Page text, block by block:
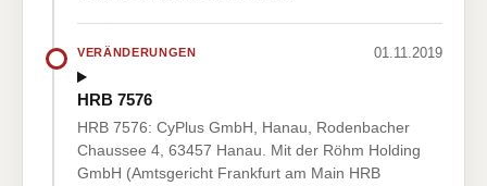
VERÄNDERUNGEN 01.11.2019
HRB 7576
HRB 7576: CyPlus GmbH, Hanau, Rodenbacher
Chaussee 4, 63457 Hanau. Mit der Röhm Holding
GmbH (Amtsgericht Frankfurt am Main HRB